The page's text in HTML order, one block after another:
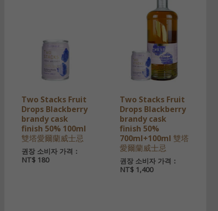
Two Stacks Fruit
Drops Blackberry
brandy cask
finish 50% 100ml
雙塔愛爾蘭威士忌
권장 소비자 가격：
NT$180
Two Stacks Fruit
Drops Blackberry
brandy cask
finish 50%
700ml+100ml 雙塔
愛爾蘭威士忌
권장 소비자 가격：
NT$1,400